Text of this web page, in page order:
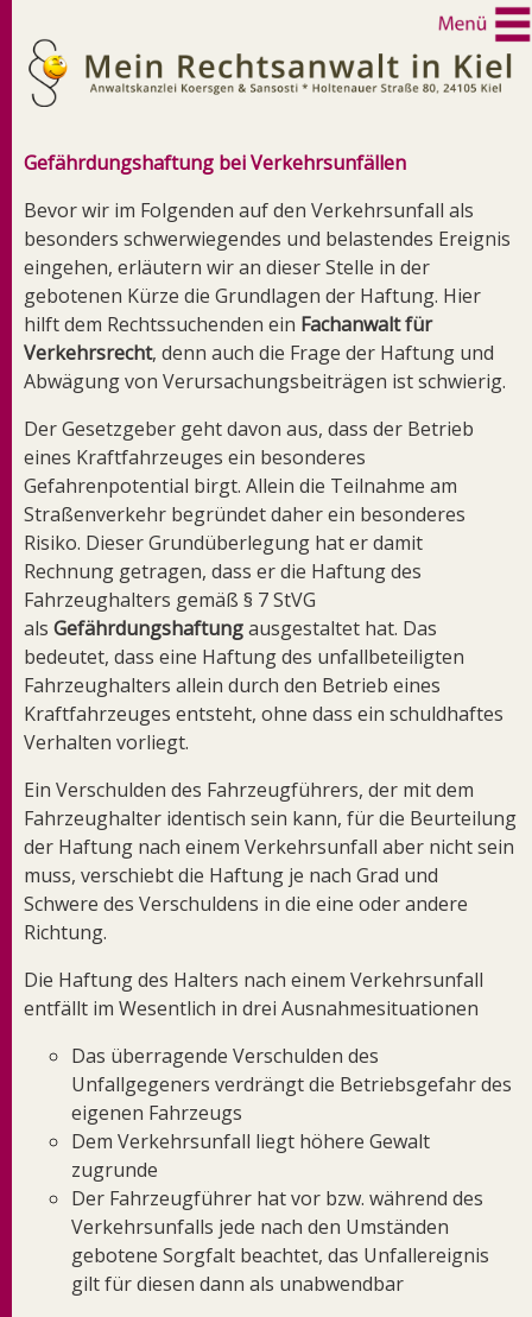
Gefährdungshaftung bei Verkehrsunfällen
Bevor wir im Folgenden auf den Verkehrsunfall als
besonders schwerwiegendes und belastendes Ereignis
eingehen, erläutern wir an dieser Stelle in der
gebotenen Kürze die Grundlagen der Haftung. Hier
hilft dem Rechtssuchenden ein Fachanwalt für
Verkehrsrecht, denn auch die Frage der Haftung und
Abwägung von Verursachungsbeiträgen ist schwierig.
Der Gesetzgeber geht davon aus, dass der Betrieb
eines Kraftfahrzeuges ein besonderes
Gefahrenpotential birgt. Allein die Teilnahme am
Straßenverkehr begründet daher ein besonderes
Risiko. Dieser Grundüberlegung hat er damit
Rechnung getragen, dass er die Haftung des
Fahrzeughalters gemäß § 7 StVG
alsGefährdungshaftungausgestaltet hat. Das
bedeutet, dass eine Haftung des unfallbeteiligten
Fahrzeughalters allein durch den Betrieb eines
Kraftfahrzeuges entsteht, ohne dass ein schuldhaftes
Verhalten vorliegt.
Ein Verschulden des Fahrzeugführers, der mit dem
Fahrzeughalter identisch sein kann, für die Beurteilung
der Haftung nach einem Verkehrsunfall aber nicht sein
muss, verschiebt die Haftung je nach Grad und
Schwere des Verschuldens in die eine oder andere
Richtung.
Die Haftung des Halters nach einem Verkehrsunfall
entfällt im Wesentlich in drei Ausnahmesituationen
Das überragende Verschulden des
Unfallgegeners verdrängt die Betriebsgefahr des
eigenen Fahrzeugs
Dem Verkehrsunfall liegt höhere Gewalt
zugrunde
Der Fahrzeugführer hat vor bzw. während des
Verkehrsunfalls jede nach den Umständen
gebotene Sorgfalt beachtet, das Unfallereignis
gilt für diesen dann als unabwendbar